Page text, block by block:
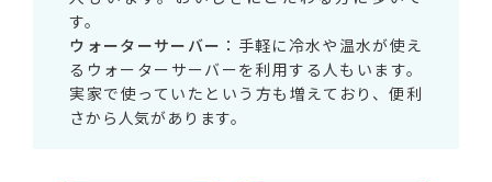
す。
ウォーターサーバー ：手軽に冷水や温水が使え
るウォーターサーバーを利用する人もいます。
実家で使っていたという方も増えており、便利
さから人気があります。